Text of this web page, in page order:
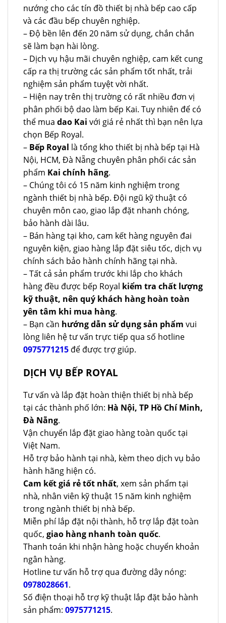
nướng cho các tín đồ thiết bị nhà bếp cao cấp
và các đầu bếp chuyên nghiệp.
– Độ bền lên đến 20 năm sử dụng, chắn chắn
sẽ làm bạn hài lòng.
– Dịch vụ hậu mãi chuyên nghiệp, cam kết cung
cấp ra thị trường các sản phẩm tốt nhất, trải
nghiệm sản phẩm tuyệt vời nhất.
– Hiện nay trên thị trường có rất nhiều đơn vị
phân phối bộ dao làm bếp Kai. Tuy nhiên để có
thể mua dao Kai với giá rẻ nhất thì bạn nên lựa
chọn Bếp Royal.
– Bếp Royal là tổng kho thiết bị nhà bếp tại Hà
Nội, HCM, Đà Nẵng chuyên phân phối các sản
phẩm Kai chính hãng.
– Chúng tôi có 15 năm kinh nghiệm trong
ngành thiết bị nhà bếp. Đội ngũ kỹ thuật có
chuyên môn cao, giao lắp đặt nhanh chóng,
bảo hành dài lâu.
– Bán hàng tại kho, cam kết hàng nguyên đai
nguyên kiện, giao hàng lắp đặt siêu tốc, dịch vụ
chính sách bảo hành chính hãng tại nhà.
– Tất cả sản phẩm trước khi lắp cho khách
hàng đều được bếp Royal kiểm tra chất lượng
kỹ thuật, nên quý khách hàng hoàn toàn
yên tâm khi mua hàng.
– Bạn cần hướng dẫn sử dụng sản phẩm vui
lòng liên hệ tư vấn trực tiếp qua số hotline
0975771215 để được trợ giúp.
DỊCH VỤ BẾP ROYAL
Tư vấn và lắp đặt hoàn thiện thiết bị nhà bếp
tại các thành phố lớn: Hà Nội, TP Hồ Chí Minh,
Đà Nẵng.
Vận chuyển lắp đặt giao hàng toàn quốc tại
Việt Nam.
Hỗ trợ bảo hành tại nhà, kèm theo dịch vụ bảo
hành hãng hiện có.
Cam kết giá rẻ tốt nhất, xem sản phẩm tại
nhà, nhân viên kỹ thuật 15 năm kinh nghiệm
trong ngành thiết bị nhà bếp.
Miễn phí lắp đặt nội thành, hỗ trợ lắp đặt toàn
quốc, giao hàng nhanh toàn quốc.
Thanh toán khi nhận hàng hoặc chuyển khoản
ngân hàng.
Hotline tư vấn hỗ trợ qua đường dây nóng:
0978028661.
Số điện thoại hỗ trợ kỹ thuật lắp đặt bảo hành
sản phẩm: 0975771215.